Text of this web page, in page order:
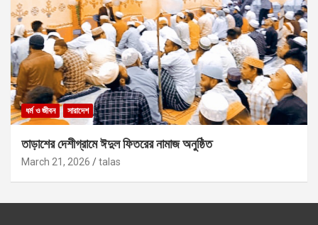
ধর্ম ও জীবন সারাদেশ
তাড়াশের দেশীগ্রামে ঈদুল ফিতরের নামাজ অনুষ্ঠিত
March 21, 2026 talas